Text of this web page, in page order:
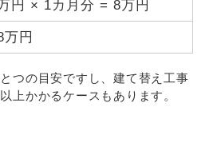
円 × 1カ月分 = 8万円
万円
つの目安ですし、建て替え工事
上かかるケースもあります。